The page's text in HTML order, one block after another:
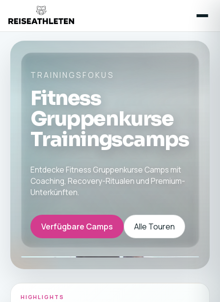
TRAININGSFOKUS
Fitness
Gruppenkurse
Trainingscamps
Entdecke Fitness Gruppenkurse Camps mit
Coaching, Recovery-Ritualen und Premium-
Unterkünften.
Verfügbare Camps Alle Touren
HIGHLIGHTS